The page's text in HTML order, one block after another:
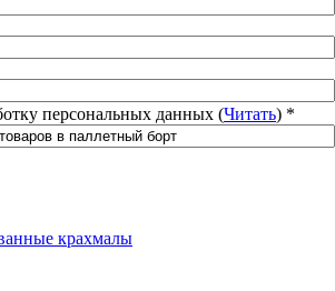
персональных данных (Читать) *
крахмалы